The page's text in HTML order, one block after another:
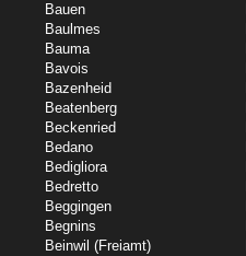
Bauen
Baulmes
Bauma
Bavois
Bazenheid
Beatenberg
Beckenried
Bedano
Bedigliora
Bedretto
Beggingen
Begnins
Beinwil (Freiamt)